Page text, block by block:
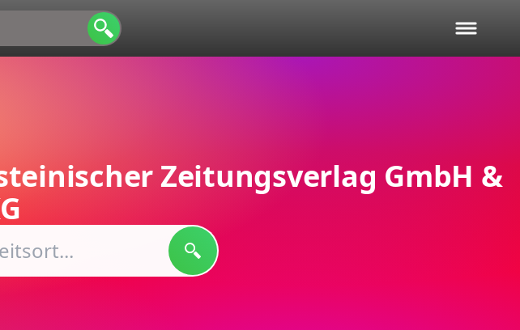
Zeitungsverlag GmbH &